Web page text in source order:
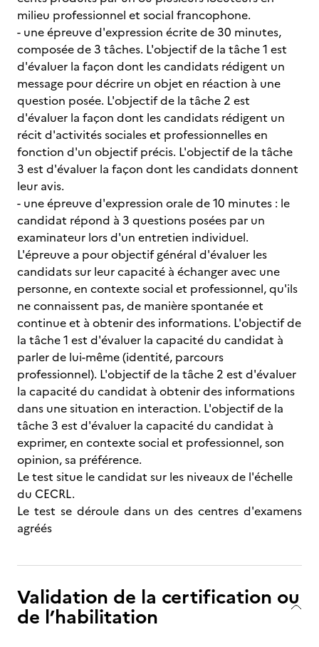
milieu professionnel et social francophone.
- une épreuve d'expression écrite de 30 minutes,
composée de 3 tâches. L'objectif de la tâche 1 est
d'évaluer la façon dont les candidats rédigent un
message pour décrire un objet en réaction à une
question posée. L'objectif de la tâche 2 est
d'évaluer la façon dont les candidats rédigent un
récit d'activités sociales et professionnelles en
fonction d'un objectif précis. L'objectif de la tâche
3 est d'évaluer la façon dont les candidats donnent
leur avis.
- une épreuve d'expression orale de 10 minutes : le
candidat répond à 3 questions posées par un
examinateur lors d'un entretien individuel.
L'épreuve a pour objectif général d'évaluer les
candidats sur leur capacité à échanger avec une
personne, en contexte social et professionnel, qu'ils
ne connaissent pas, de manière spontanée et
continue et à obtenir des informations. L'objectif de
la tâche 1 est d'évaluer la capacité du candidat à
parler de lui-même (identité, parcours
professionnel). L'objectif de la tâche 2 est d'évaluer
la capacité du candidat à obtenir des informations
dans une situation en interaction. L'objectif de la
tâche 3 est d'évaluer la capacité du candidat à
exprimer, en contexte social et professionnel, son
opinion, sa préférence.
Le test situe le candidat sur les niveaux de l'échelle
du CECRL.
Le test se déroule dans un des centres d'examens
agréés
Validation de la certification ou
de l’habilitation